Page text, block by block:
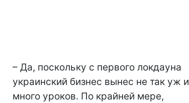
– Да, поскольку с первого локдауна
украинский бизнес вынес не так уж и
много уроков. По крайней мере,